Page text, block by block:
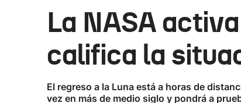
La NASA
califica la
El regreso a la Luna está a horas de
vez en más de medio siglo y pondrá a